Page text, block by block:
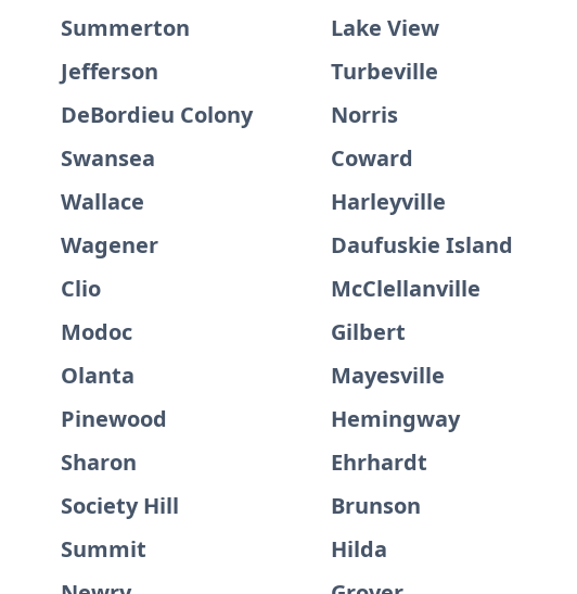
Summerton
Lake View
Jefferson
Turbeville
DeBordieu Colony
Norris
Swansea
Coward
Wallace
Harleyville
Wagener
Daufuskie Island
Clio
McClellanville
Modoc
Gilbert
Olanta
Mayesville
Pinewood
Hemingway
Sharon
Ehrhardt
Society Hill
Brunson
Summit
Hilda